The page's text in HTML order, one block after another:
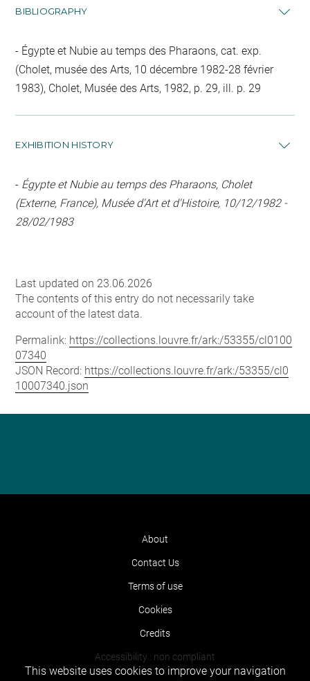
BIBLIOGRAPHY
Égypte et Nubie au temps des Pharaons, cat. exp.
(Cholet, musée des Arts, 10 décembre 1982-28 février
1983), Cholet, Musée des Arts, 1982, p. 29, ill. p. 29
EXHIBITION HISTORY
- Égypte et Nubie au temps des Pharaons, Cholet
(Externe, France), Musée d'Art et d'Histoire, 10/12/1982 -
28/02/1983
Last updated on 23.06.2026
The contents of this entry do not necessarily take
account of the latest data.
Permalink: https://collections.louvre.fr/ark:/53355/cl0100
07340
JSON Record: https://collections.louvre.fr/ark:/53355/cl0
10007340.json
About
Contact Us
Terms of use
Cookies
Credits
Accessibility : non compliant
This website uses cookies to improve your navigation